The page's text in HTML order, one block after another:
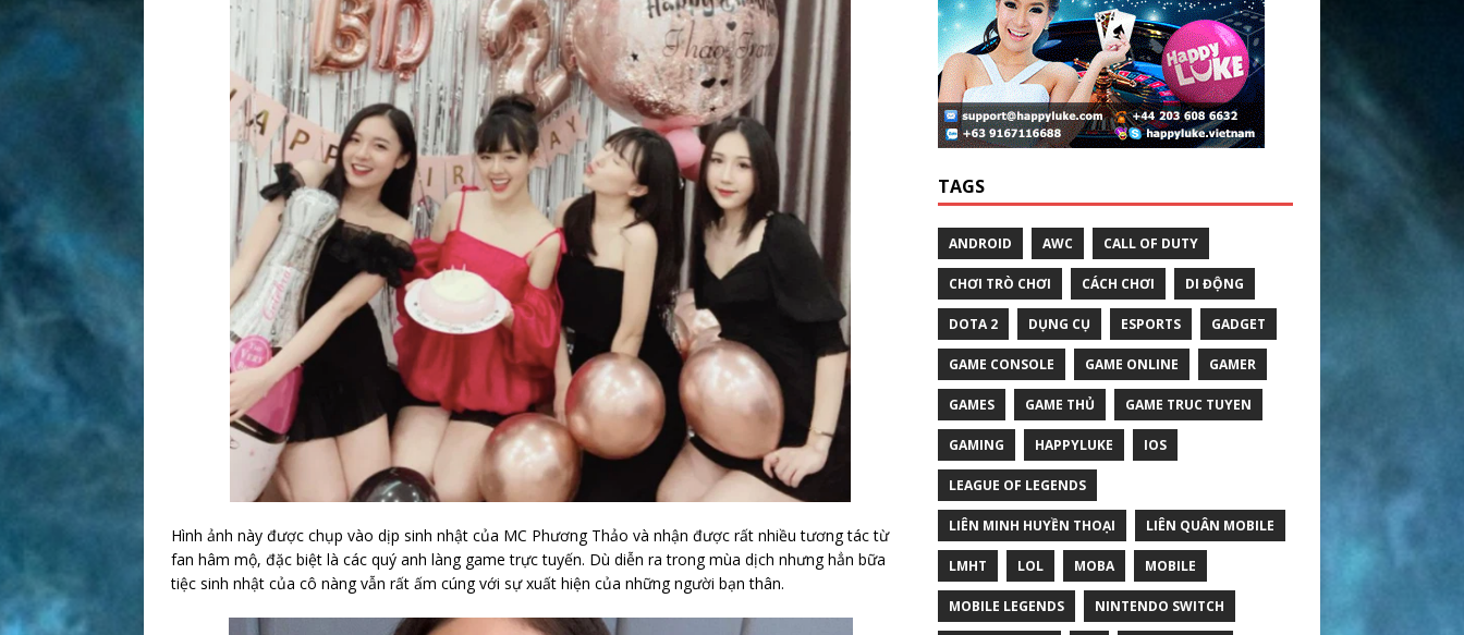
Hình ảnh này được chụp vào dịp sinh nhật của MC Phương Thảo và nhận được rất nhiều tương tác từ
fan hâm mộ, đặc biệt là các quý anh làng game trực tuyến. Dù diễn ra trong mùa dịch nhưng hẳn bữa
tiệc sinh nhật của cô nàng vẫn rất ấm cúng với sự xuất hiện của những người bạn thân.
TAGS
ANDROID AWC CALL OF DUTY
CHƠI TRÒ CHƠI CÁCH CHƠI DI ĐỘNG
DOTA 2 DỤNG CỤ ESPORTS GADGET
GAME CONSOLE GAME ONLINE GAMER
GAMES GAME THỦ GAME TRUC TUYEN
GAMING HAPPYLUKE IOS
LEAGUE OF LEGENDS
LIÊN MINH HUYỀN THOẠI LIÊN QUÂN MOBILE
LMHT LOL MOBA MOBILE
MOBILE LEGENDS NINTENDO SWITCH